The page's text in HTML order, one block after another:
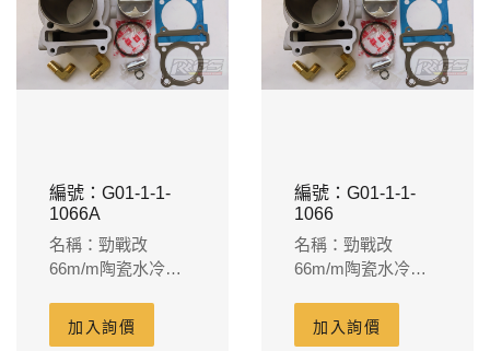
編號：G01-1-1-
1066A
名稱：勁戰改
66m/m陶瓷水冷汽
體80m/m裙部
32m/m含凸頂鍛造
加入詢價
編號：G01-1-1-
1066
名稱：勁戰改
66m/m陶瓷水冷汽
體80m/m裙部
32m/m含凸頂鍛造
加入詢價